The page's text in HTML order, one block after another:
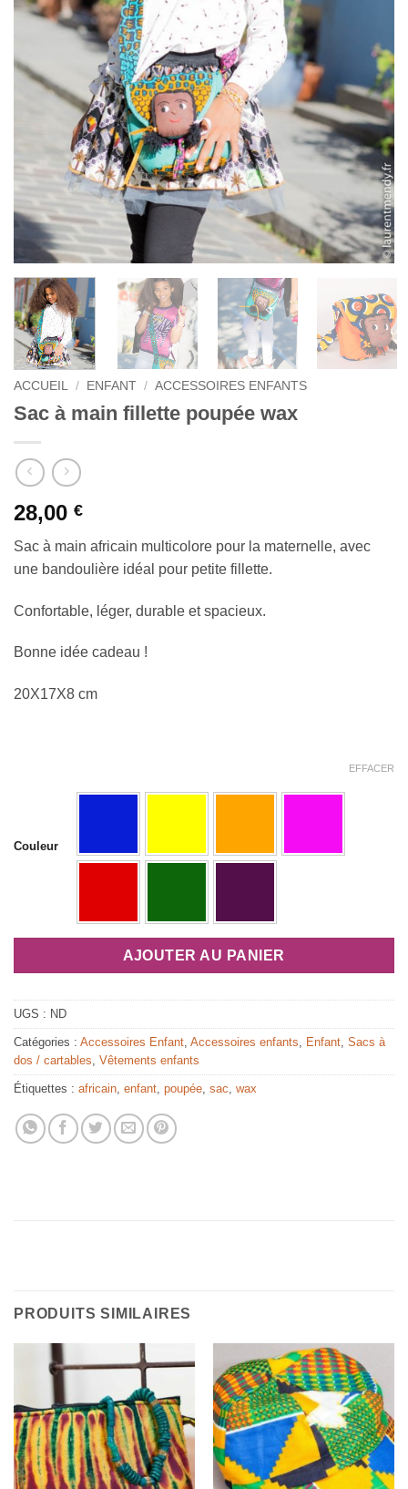
ACCUEIL / ENFANT / ACCESSOIRES ENFANTS
Sac à main fillette poupée wax
28,00 €
Sac à main africain multicolore pour la maternelle, avec
une bandoulière idéal pour petite fillette.
Confortable, léger, durable et spacieux.
Bonne idée cadeau !
20X17X8 cm
Couleur
EFFACER
AJOUTER AU PANIER
UGS : ND
Catégories : Accessoires Enfant Accessoires enfants Enfant Sacs à
dos / cartables Vêtements enfants
Étiquettes : africain enfant poupée sac wax
PRODUITS SIMILAIRES